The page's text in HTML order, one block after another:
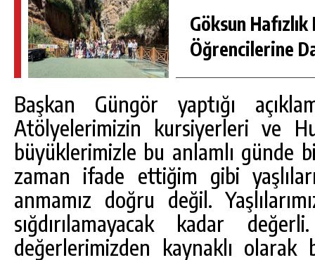
Göksun Hafızlık
Öğrencilerine
Başkan Güngör yaptığı
Atölyelerimizin kursiyerleri ve
büyüklerimizle bu anlamlı günde
zaman ifade ettiğim gibi
anmamız doğru değil.
sığdırılamayacak kadar
değerlerimizden kaynaklı olarak